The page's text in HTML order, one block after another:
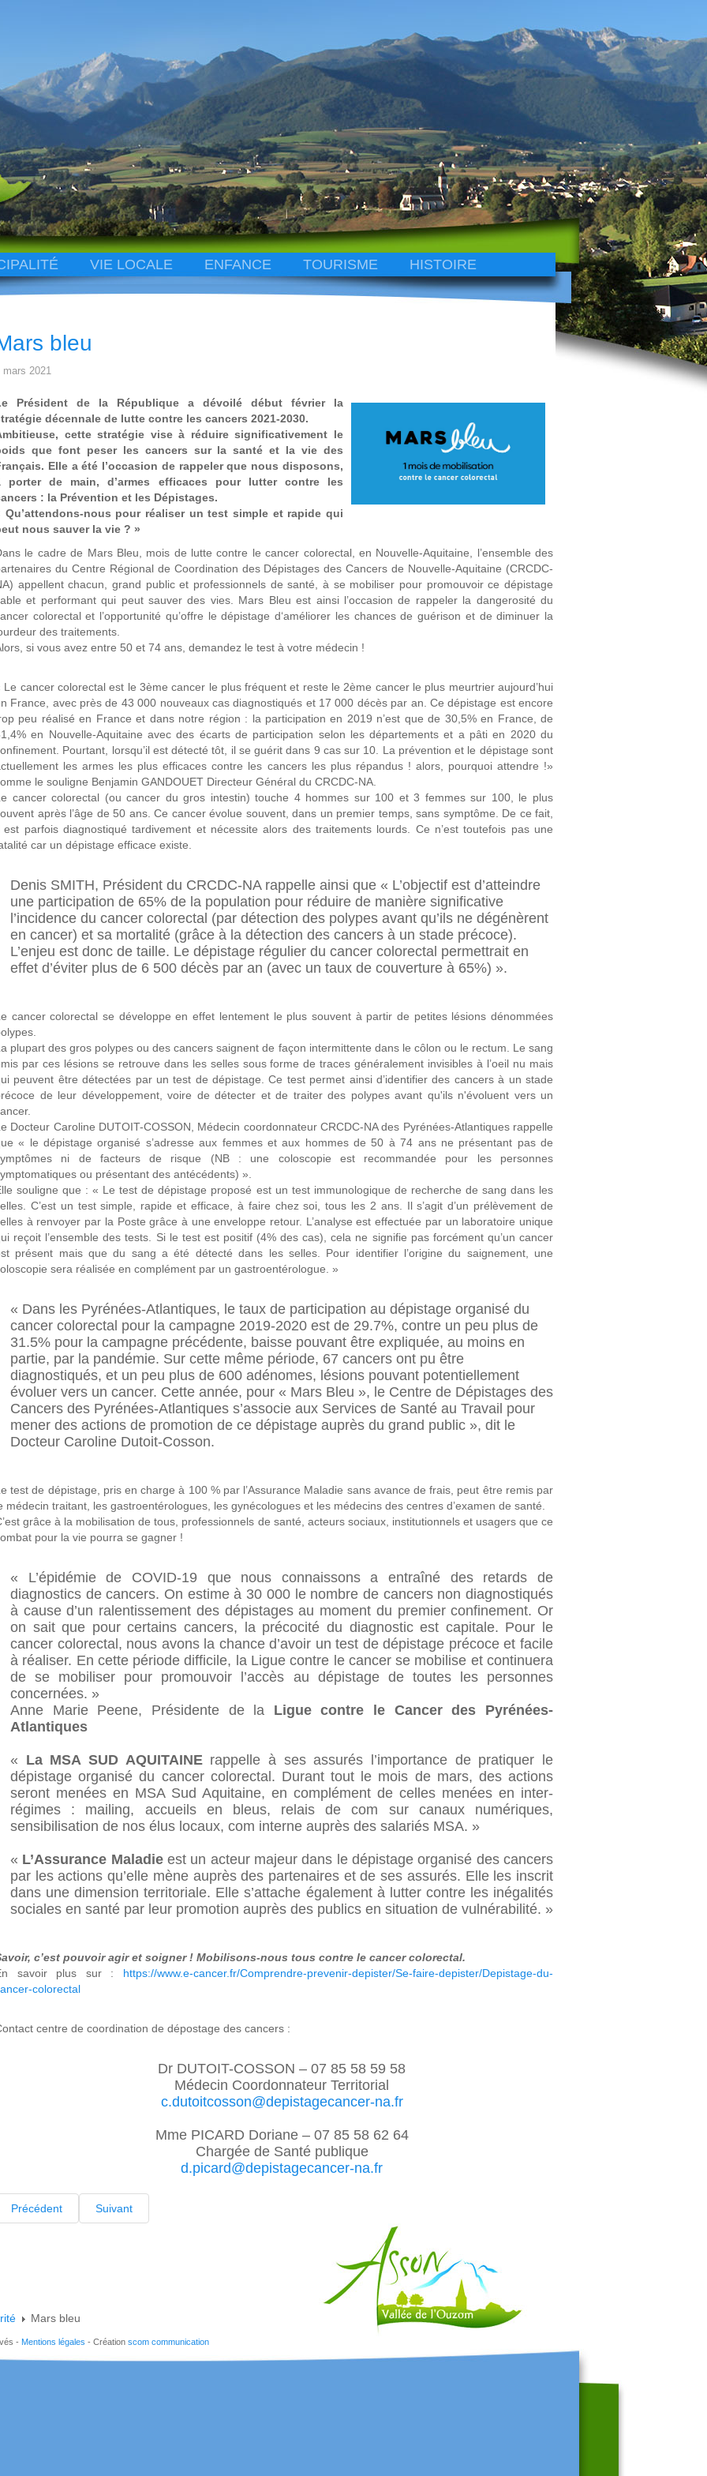
VIE LOCALE ENFANCE TOURISME HISTOIRE
bleu
mars 2021
Président de la République a dévoilé début février la
décennale de lutte contre les cancers 2021-2030.
cette stratégie vise à réduire significativement le
que font peser les cancers sur la santé et la vie des
Elle a été l’occasion de rappeler que nous disposons,
porter de main, d’armes efficaces pour lutter contre les
: la Prévention et les Dépistages.
Qu’attendons-nous pour réaliser un test simple et rapide qui
nous sauver la vie ? »
le cadre de Mars Bleu, mois de lutte contre le cancer colorectal, en Nouvelle-Aquitaine, l’ensemble des
du Centre Régional de Coordination des Dépistages des Cancers de Nouvelle-Aquitaine (CRCDC-
appellent chacun, grand public et professionnels de santé, à se mobiliser pour promouvoir ce dépistage
et performant qui peut sauver des vies. Mars Bleu est ainsi l’occasion de rappeler la dangerosité du
colorectal et l’opportunité qu’offre le dépistage d‘améliorer les chances de guérison et de diminuer la
des traitements.
si vous avez entre 50 et 74 ans, demandez le test à votre médecin !
Le cancer colorectal est le 3ème cancer le plus fréquent et reste le 2ème cancer le plus meurtrier aujourd’hui
France, avec près de 43 000 nouveaux cas diagnostiqués et 17 000 décès par an. Ce dépistage est encore
peu réalisé en France et dans notre région : la participation en 2019 n’est que de 30,5% en France, de
en Nouvelle-Aquitaine avec des écarts de participation selon les départements et a pâti en 2020 du
Pourtant, lorsqu’il est détecté tôt, il se guérit dans 9 cas sur 10. La prévention et le dépistage sont
les armes les plus efficaces contre les cancers les plus répandus ! alors, pourquoi attendre !»
le souligne Benjamin GANDOUET Directeur Général du CRCDC-NA.
cancer colorectal (ou cancer du gros intestin) touche 4 hommes sur 100 et 3 femmes sur 100, le plus
après l’âge de 50 ans. Ce cancer évolue souvent, dans un premier temps, sans symptôme. De ce fait,
est parfois diagnostiqué tardivement et nécessite alors des traitements lourds. Ce n’est toutefois pas une
car un dépistage efficace existe.
Denis SMITH, Président du CRCDC-NA rappelle ainsi que « L’objectif est d’atteindre
une participation de 65% de la population pour réduire de manière significative
l’incidence du cancer colorectal (par détection des polypes avant qu’ils ne dégénèrent
en cancer) et sa mortalité (grâce à la détection des cancers à un stade précoce).
L’enjeu est donc de taille. Le dépistage régulier du cancer colorectal permettrait en
effet d’éviter plus de 6 500 décès par an (avec un taux de couverture à 65%) ».
cancer colorectal se développe en effet lentement le plus souvent à partir de petites lésions dénommées
plupart des gros polypes ou des cancers saignent de façon intermittente dans le côlon ou le rectum. Le sang
par ces lésions se retrouve dans les selles sous forme de traces généralement invisibles à l’oeil nu mais
peuvent être détectées par un test de dépistage. Ce test permet ainsi d’identifier des cancers à un stade
de leur développement, voire de détecter et de traiter des polypes avant qu'ils n'évoluent vers un
Docteur Caroline DUTOIT-COSSON, Médecin coordonnateur CRCDC-NA des Pyrénées-Atlantiques rappelle
« le dépistage organisé s’adresse aux femmes et aux hommes de 50 à 74 ans ne présentant pas de
ni de facteurs de risque (NB : une coloscopie est recommandée pour les personnes
ou présentant des antécédents) ».
souligne que : « Le test de dépistage proposé est un test immunologique de recherche de sang dans les
C’est un test simple, rapide et efficace, à faire chez soi, tous les 2 ans. Il s’agit d’un prélèvement de
à renvoyer par la Poste grâce à une enveloppe retour. L’analyse est effectuée par un laboratoire unique
reçoit l’ensemble des tests. Si le test est positif (4% des cas), cela ne signifie pas forcément qu’un cancer
présent mais que du sang a été détecté dans les selles. Pour identifier l’origine du saignement, une
sera réalisée en complément par un gastroentérologue. »
« Dans les Pyrénées-Atlantiques, le taux de participation au dépistage organisé du
cancer colorectal pour la campagne 2019-2020 est de 29.7%, contre un peu plus de
31.5% pour la campagne précédente, baisse pouvant être expliquée, au moins en
partie, par la pandémie. Sur cette même période, 67 cancers ont pu être
diagnostiqués, et un peu plus de 600 adénomes, lésions pouvant potentiellement
évoluer vers un cancer. Cette année, pour « Mars Bleu », le Centre de Dépistages des
Cancers des Pyrénées-Atlantiques s’associe aux Services de Santé au Travail pour
mener des actions de promotion de ce dépistage auprès du grand public », dit le
Docteur Caroline Dutoit-Cosson.
test de dépistage, pris en charge à 100 % par l’Assurance Maladie sans avance de frais, peut être remis par
médecin traitant, les gastroentérologues, les gynécologues et les médecins des centres d’examen de santé.
grâce à la mobilisation de tous, professionnels de santé, acteurs sociaux, institutionnels et usagers que ce
pour la vie pourra se gagner !
« L’épidémie de COVID-19 que nous connaissons a entraîné des retards de
diagnostics de cancers. On estime à 30 000 le nombre de cancers non diagnostiqués
à cause d’un ralentissement des dépistages au moment du premier confinement. Or
on sait que pour certains cancers, la précocité du diagnostic est capitale. Pour le
cancer colorectal, nous avons la chance d’avoir un test de dépistage précoce et facile
à réaliser. En cette période difficile, la Ligue contre le cancer se mobilise et continuera
de se mobiliser pour promouvoir l’accès au dépistage de toutes les personnes
concernées. »
Anne Marie Peene, Présidente de la Ligue contre le Cancer des Pyrénées-
Atlantiques
« La MSA SUD AQUITAINErappelle à ses assurés l’importance de pratiquer le
dépistage organisé du cancer colorectal. Durant tout le mois de mars, des actions
seront menées en MSA Sud Aquitaine, en complément de celles menées en inter-
régimes : mailing, accueils en bleus, relais de com sur canaux numériques,
sensibilisation de nos élus locaux, com interne auprès des salariés MSA. »
« L’Assurance Maladieest un acteur majeur dans le dépistage organisé des cancers
par les actions qu’elle mène auprès des partenaires et de ses assurés. Elle les inscrit
dans une dimension territoriale. Elle s’attache également à lutter contre les inégalités
sociales en santé par leur promotion auprès des publics en situation de vulnérabilité. »
c’est pouvoir agir et soigner ! Mobilisons-nous tous contre le cancer colorectal.
savoir plus sur : https://www.e-cancer.fr/Comprendre-prevenir-depister/Se-faire-depister/Depistage-du-
colorectal
centre de coordination de dépostage des cancers :
Dr DUTOIT-COSSON – 07 85 58 59 58
Médecin Coordonnateur Territorial
c.dutoitcosson@depistagecancer-na.fr
Mme PICARD Doriane – 07 85 58 62 64
Chargée de Santé publique
d.picard@depistagecancer-na.fr
Précédent Suivant
Mars bleu
- Mentions légales - Création scom communication